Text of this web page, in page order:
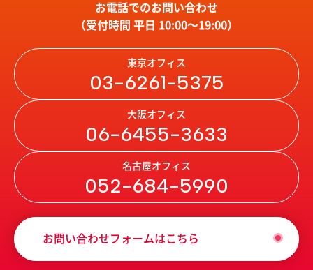
お電話でのお問い合わせ
（受付時間 平日 10:00〜19:00）
東京オフィス
03-6261-5375
大阪オフィス
06-6455-3633
名古屋オフィス
052-684-5990
お問い合わせフォームはこちら